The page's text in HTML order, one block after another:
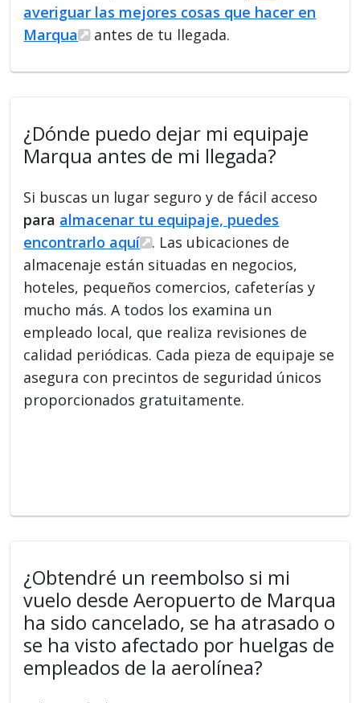
averiguar las mejores cosas que hacer en
Marqua
antes de tu llegada.
¿Dónde puedo dejar mi equipaje
Marqua antes de mi llegada?
Si buscas un lugar seguro y de fácil acceso
para almacenar tu equipaje, puedes
encontrarlo aquí
. Las ubicaciones de
almacenaje están situadas en negocios,
hoteles, pequeños comercios, cafeterías y
mucho más. A todos los examina un
empleado local, que realiza revisiones de
calidad periódicas. Cada pieza de equipaje se
asegura con precintos de seguridad únicos
proporcionados gratuitamente.
¿Obtendré un reembolso si mi
vuelo desde Aeropuerto de Marqua
ha sido cancelado, se ha atrasado o
se ha visto afectado por huelgas de
empleados de la aerolínea?